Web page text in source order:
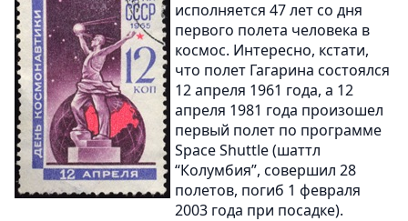
исполняется 47 лет со дня
первого полета человека в
космос. Интересно, кстати,
что полет Гагарина состоялся
12 апреля 1961 года, а 12
апреля 1981 года произошел
первый полет по программе
Space Shuttle (шаттл
“Колумбия”, совершил 28
полетов, погиб 1 февраля
2003 года при посадке).